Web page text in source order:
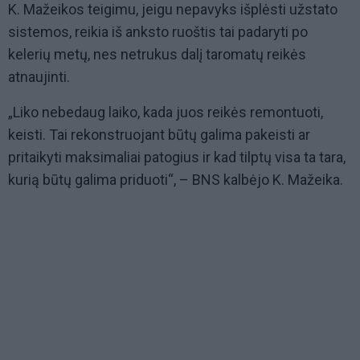
K. Mažeikos teigimu, jeigu nepavyks išplėsti užstato
sistemos, reikia iš anksto ruoštis tai padaryti po
kelerių metų, nes netrukus dalį taromatų reikės
atnaujinti.
„Liko nebedaug laiko, kada juos reikės remontuoti,
keisti. Tai rekonstruojant būtų galima pakeisti ar
pritaikyti maksimaliai patogius ir kad tilptų visa ta tara,
kurią būtų galima priduoti“, – BNS kalbėjo K. Mažeika.